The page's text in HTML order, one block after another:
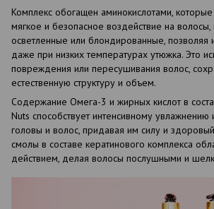
Комплекс обогащен аминокислотами,
мягкое и безопасное воздействие на волосы,
осветленные или блондированные, позволяя
даже при низких температурах утюжка. Это
повреждения или пересушивания волос,
естественную структуру и объем.
Содержание Омега-3 и жирных кислот в
Nuts способствует интенсивному увлажнению
головы и волос, придавая им силу и
смолы в составе кератинового комплекса
действием, делая волосы послушными и